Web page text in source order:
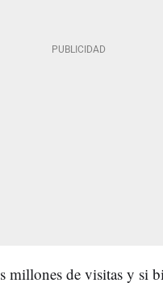
millones de visitas y si